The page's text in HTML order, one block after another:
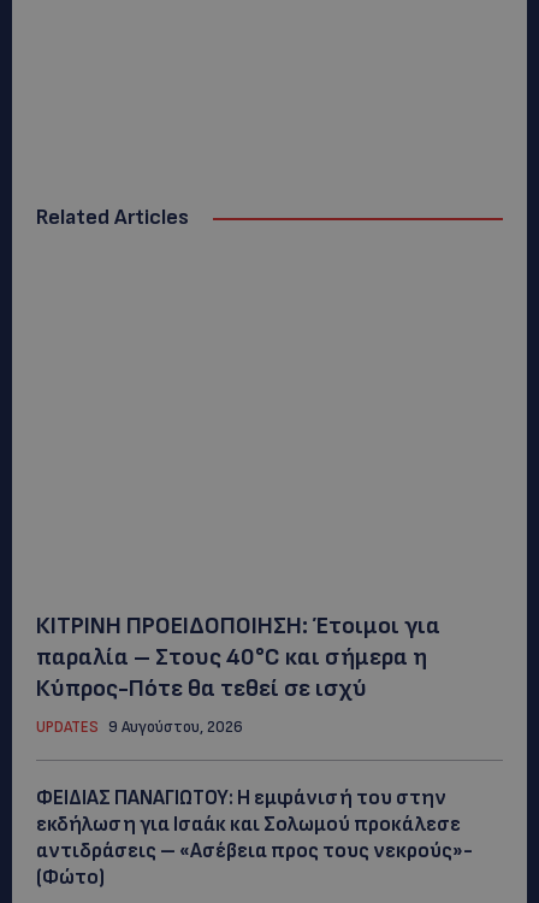
Related Articles
ΚΙΤΡΙΝΗ ΠΡΟΕΙΔΟΠΟΙΗΣΗ: Έτοιμοι για
παραλία – Στους 40°C και σήμερα η
Κύπρος-Πότε θα τεθεί σε ισχύ
UPDATES 9 Αυγούστου, 2026
ΦΕΙΔΙΑΣ ΠΑΝΑΓΙΩΤΟΥ: Η εμφάνισή του στην
εκδήλωση για Ισαάκ και Σολωμού προκάλεσε
αντιδράσεις – «Ασέβεια προς τους νεκρούς»-
(Φώτο)